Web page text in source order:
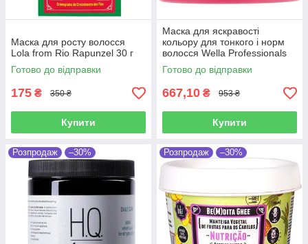
Маска для росту волосся
Lola from Rio Rapunzel 30 г
Готово до відправки
175 ₴ 350 ₴
Купити
Маска для яскравості
кольору для тонкого і норм
волосся Wella Professionals
Color Mask 150 мл
Готово до відправки
667,10 ₴ 953 ₴
Купити
Розпродаж –30% Розпродаж –30%